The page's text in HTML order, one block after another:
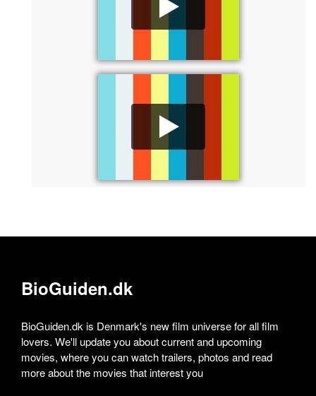
BioGuiden.dk
BioGuiden.dk is Denmark's new film universe for all film
lovers. We'll update you about current and upcoming
movies, where you can watch trailers, photos and read
more about the movies that interest you